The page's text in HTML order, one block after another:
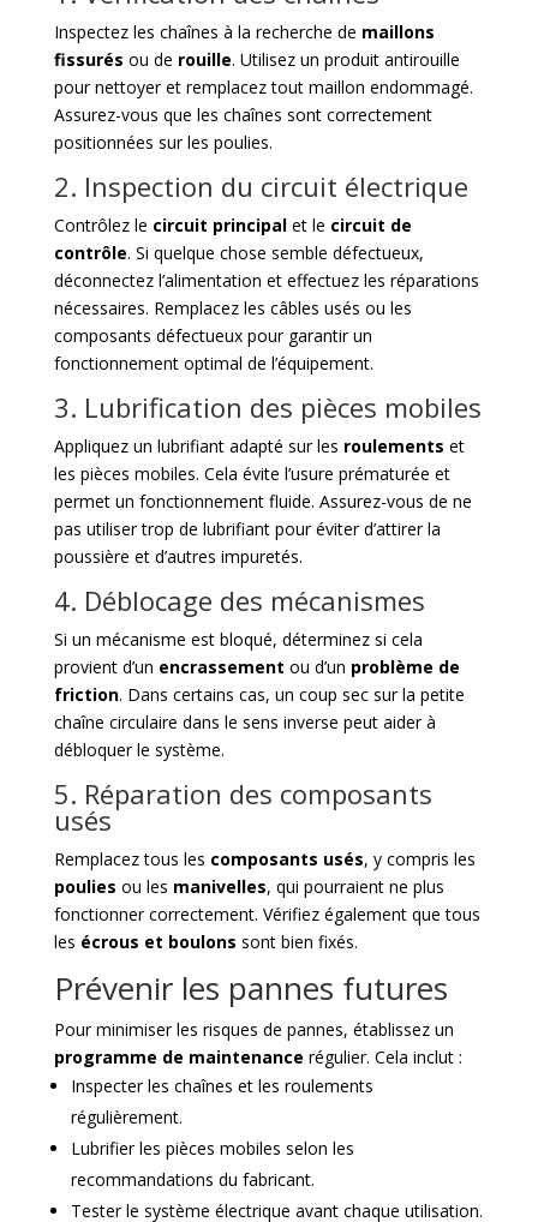
Inspectez les chaînes à la recherche de maillons
fissurés ou de rouille. Utilisez un produit antirouille
pour nettoyer et remplacez tout maillon endommagé.
Assurez-vous que les chaînes sont correctement
positionnées sur les poulies.
2. Inspection du circuit électrique
Contrôlez le circuit principalet le circuit de
contrôle. Si quelque chose semble défectueux,
déconnectez l’alimentation et effectuez les réparations
nécessaires. Remplacez les câbles usés ou les
composants défectueux pour garantir un
fonctionnement optimal de l’équipement.
3. Lubrification des pièces mobiles
Appliquez un lubrifiant adapté sur les roulements et
les pièces mobiles. Cela évite l’usure prématurée et
permet un fonctionnement fluide. Assurez-vous de ne
pas utiliser trop de lubrifiant pour éviter d’attirer la
poussière et d’autres impuretés.
4. Déblocage des mécanismes
Si un mécanisme est bloqué, déterminez si cela
provient d’un encrassement ou d’un problème de
friction. Dans certains cas, un coup sec sur la petite
chaîne circulaire dans le sens inverse peut aider à
débloquer le système.
5. Réparation des composants
usés
Remplacez tous les composants usés, y compris les
poulies ou les manivelles, qui pourraient ne plus
fonctionner correctement. Vérifiez également que tous
les écrous et boulons sont bien fixés.
Prévenir les pannes futures
Pour minimiser les risques de pannes, établissez un
programme de maintenance régulier. Cela inclut :
Inspecter les chaînes et les roulements
régulièrement.
Lubrifier les pièces mobiles selon les
recommandations du fabricant.
Tester le système électrique avant chaque utilisation.